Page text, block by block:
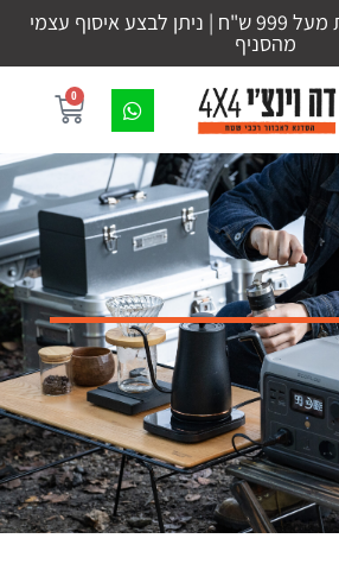
משלוח חינם בהזמנות מעל 999 ש"ח | ניתן לבצע איסוף עצמי
מהסניף
0